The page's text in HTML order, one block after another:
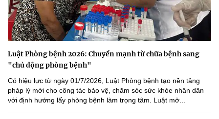
Luật Phòng bệnh 2026: Chuyển mạnh từ chữa bệnh sang
"chủ động phòng bệnh"
Có hiệu lực từ ngày 01/7/2026, Luật Phòng bệnh tạo nền tảng
pháp lý mới cho công tác bảo vệ, chăm sóc sức khỏe nhân dân
với định hướng lấy phòng bệnh làm trọng tâm. Luật mở...